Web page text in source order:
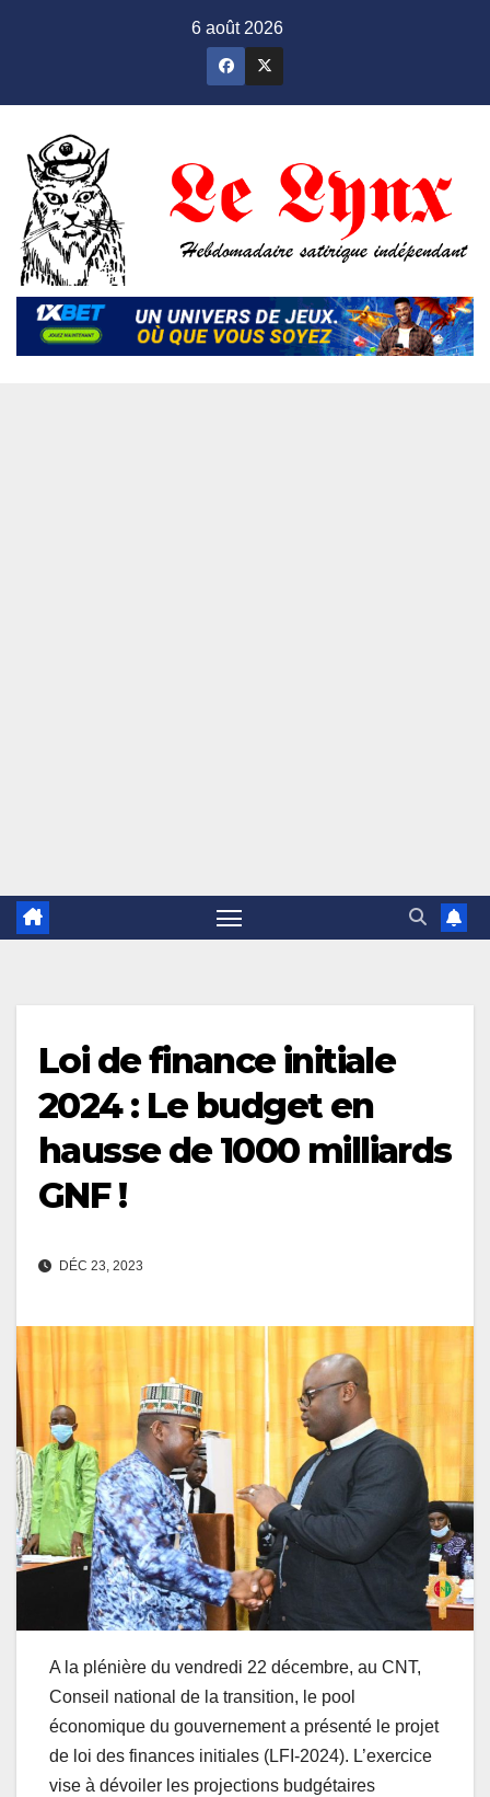
6 août 2026
Loi de finance initiale
2024 : Le budget en
hausse de 1000 milliards
GNF !
DÉC 23, 2023
A la plénière du vendredi 22 décembre, au CNT,
Conseil national de la transition, le pool
économique du gouvernement a présenté le projet
de loi des finances initiales (LFI-2024). L’exercice
vise à dévoiler les projections budgétaires